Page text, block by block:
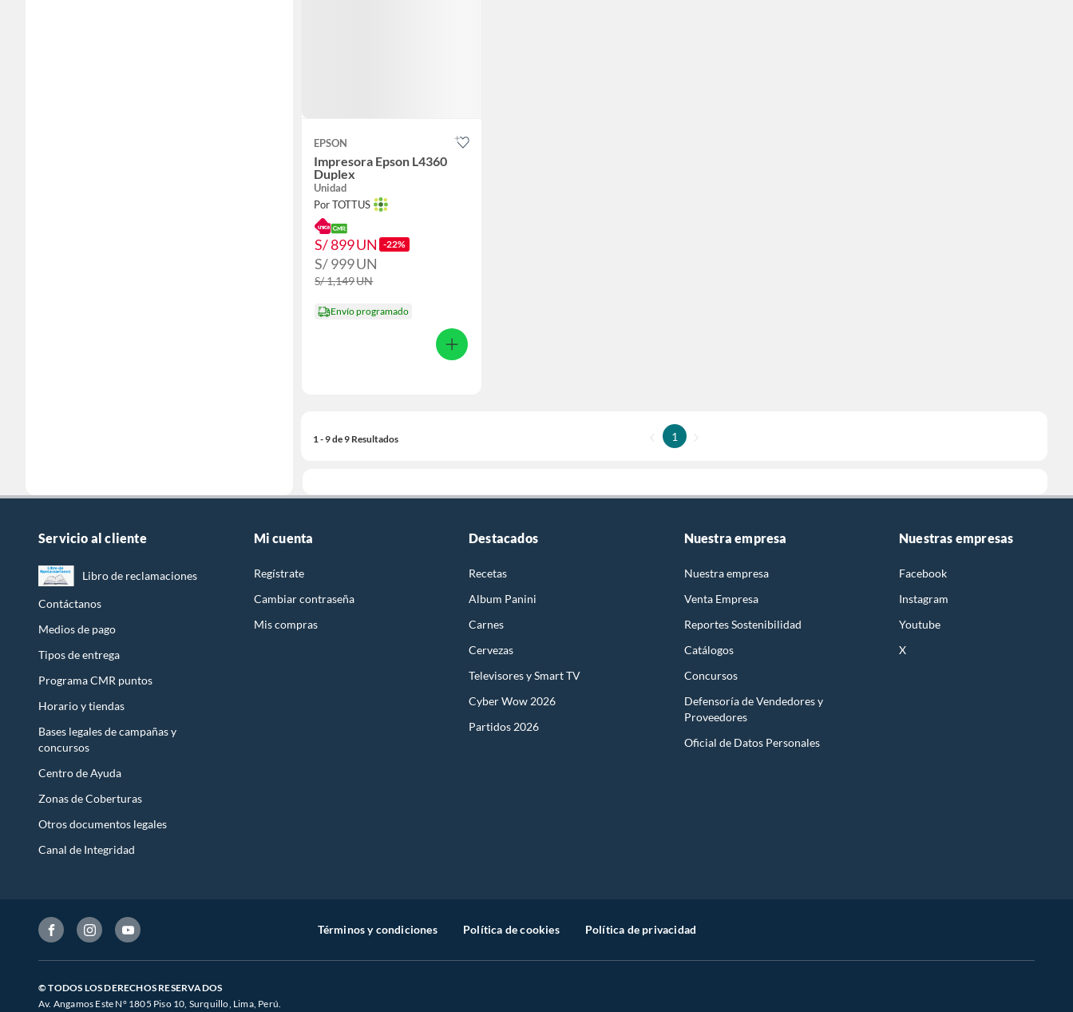
EPSON
Impresora Epson L4360
Duplex
Unidad
Por TOTTUS
S/ 899UN -22%
S/ 999UN
S/ 1,149UN
Envío programado
1 - 9 de 9 Resultados 1
Servicio al cliente
Libro de reclamaciones
Contáctanos
Medios de pago
Tipos de entrega
Programa CMR puntos
Horario y tiendas
Bases legales de campañas y
concursos
Centro de Ayuda
Zonas de Coberturas
Otros documentos legales
Canal de Integridad
Mi cuenta
Regístrate
Cambiar contraseña
Mis compras
Destacados
Recetas
Album Panini
Carnes
Cervezas
Televisores y Smart TV
Cyber Wow 2026
Partidos 2026
Nuestra empresa
Nuestra empresa
Venta Empresa
Reportes Sostenibilidad
Catálogos
Concursos
Defensoría de Vendedores y
Proveedores
Oficial de Datos Personales
Nuestras empresas
Facebook
Instagram
Youtube
X
Términos y condiciones Política de cookies Política de privacidad
© TODOS LOS DERECHOS RESERVADOS
Av. Angamos Este N° 1805 Piso 10, Surquillo, Lima, Perú.